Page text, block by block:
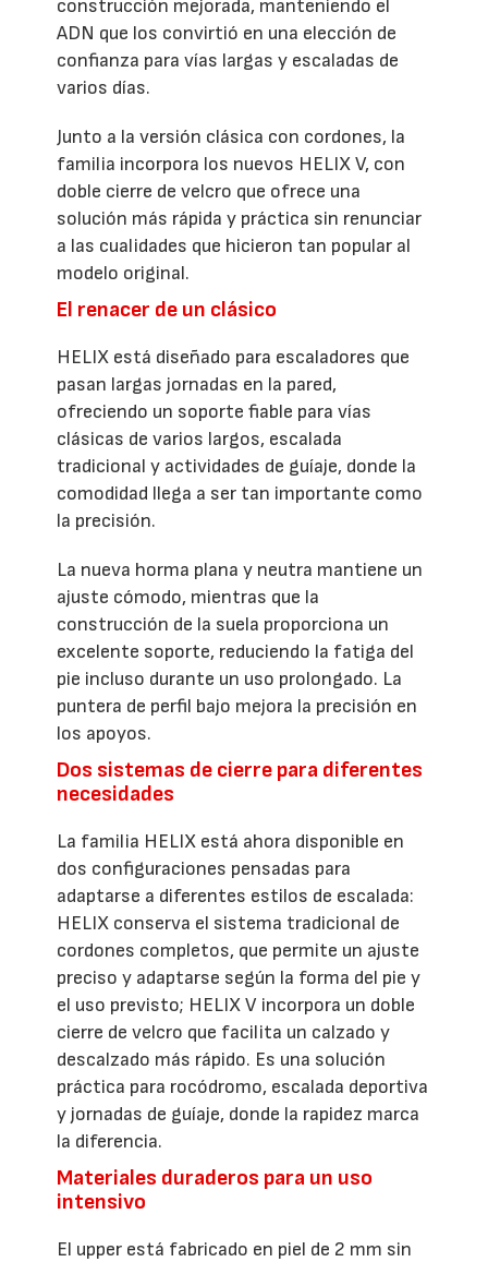
construcción mejorada, manteniendo el
ADN que los convirtió en una elección de
confianza para vías largas y escaladas de
varios días.
Junto a la versión clásica con cordones, la
familia incorpora los nuevos HELIX V, con
doble cierre de velcro que ofrece una
solución más rápida y práctica sin renunciar
a las cualidades que hicieron tan popular al
modelo original.
El renacer de un clásico
HELIX está diseñado para escaladores que
pasan largas jornadas en la pared,
ofreciendo un soporte fiable para vías
clásicas de varios largos, escalada
tradicional y actividades de guíaje, donde la
comodidad llega a ser tan importante como
la precisión.
La nueva horma plana y neutra mantiene un
ajuste cómodo, mientras que la
construcción de la suela proporciona un
excelente soporte, reduciendo la fatiga del
pie incluso durante un uso prolongado. La
puntera de perfil bajo mejora la precisión en
los apoyos.
Dos sistemas de cierre para diferentes
necesidades
La familia HELIX está ahora disponible en
dos configuraciones pensadas para
adaptarse a diferentes estilos de escalada:
HELIX conserva el sistema tradicional de
cordones completos, que permite un ajuste
preciso y adaptarse según la forma del pie y
el uso previsto; HELIX V incorpora un doble
cierre de velcro que facilita un calzado y
descalzado más rápido. Es una solución
práctica para rocódromo, escalada deportiva
y jornadas de guíaje, donde la rapidez marca
la diferencia.
Materiales duraderos para un uso
intensivo
El upper está fabricado en piel de 2 mm sin